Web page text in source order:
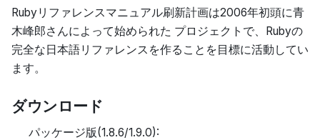
Rubyリファレンスマニュアル刷新計画は2006年初頭に青
木峰郎さんによって始められた プロジェクトで、Rubyの
完全な日本語リファレンスを作ることを目標に活動してい
ます。
ダウンロード
パッケージ版(1.8.6/1.9.0):